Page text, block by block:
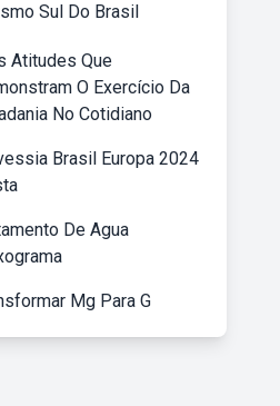
Sul Do Brasil
Atitudes Que
O Exercício Da
No Cotidiano
Brasil Europa 2024
De Agua
Mg Para G